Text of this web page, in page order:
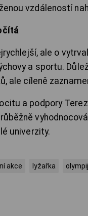
vzdáleností
ale o
a sportu.
ale cíleně
a podpory
univerzity.
akce lyžařka